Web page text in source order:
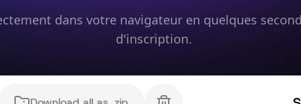
dans votre navigateur en quelques
d'inscription.